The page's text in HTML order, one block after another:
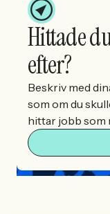
Hittade
efter?
Beskriv med
som om du
hittar jobb som